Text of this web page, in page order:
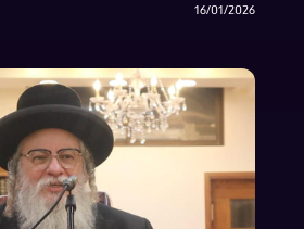
16/01/2026